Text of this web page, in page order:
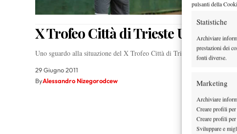
pulsanti della
Statistiche
Archiviare
prestazioni dei
fonti diverse.
Marketing
Archiviare
Creare profili
Creare profili
Sviluppare e
X Trofeo Città di Trieste Under 12
Uno sguardo alla situazione del X Trofeo Città di Triesta, torneo
29 Giugno 2011
ByAlessandro Nizegorodcew